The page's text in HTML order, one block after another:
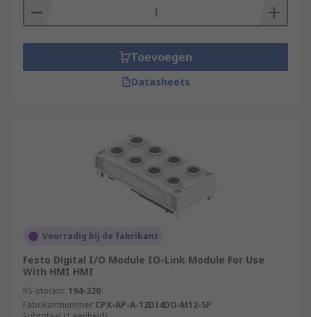
Protective Sheets
These types of accessories help HMI's operate
more efficiently and have a multitude of
applications including:
cable-management
Displaysand are available in various styles,
configurations and mounting options to complete
specific requirements.
How to choose the right HMI accessories
Toevoegen
Datasheets
Voorradig bij de fabrikant
Festo Digital I/O Module IO-Link Module For Use
With HMI HMI
RS-stocknr. 194-320
Fabrikantnummer CPX-AP-A-12DI4DO-M12-5P